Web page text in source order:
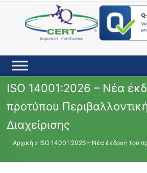
content
ISO 14001:2026 – Νέα
προτύπου
Διαχείρισης
Αρχική » ISO 14001:2026 – Νέα έκδοση του